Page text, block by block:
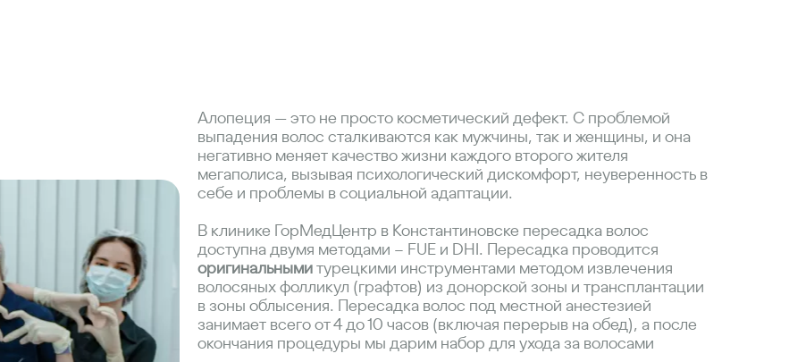
Алопеция — это не просто косметический дефект. С проблемой
выпадения волос сталкиваются как мужчины, так и женщины, и она
негативно меняет качество жизни каждого второго жителя
мегаполиса, вызывая психологический дискомфорт, неуверенность в
себе и проблемы в социальной адаптации.
В клинике ГорМедЦентр в Константиновске пересадка волос
доступна двумя методами – FUE и DHI. Пересадка проводится
оригинальнымитурецкими инструментами методом извлечения
волосяных фолликул (графтов) из донорской зоны и трансплантации
в зоны облысения. Пересадка волос под местной анестезией
занимает всего от 4 до 10 часов (включая перерыв на обед), а после
окончания процедуры мы дарим набор для ухода за волосами